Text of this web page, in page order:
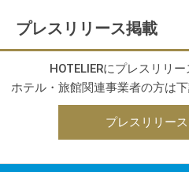
プレスリリース掲載
HOTELIERにプレスリリ
ホテル・旅館関連事業者の方は
プレスリリー